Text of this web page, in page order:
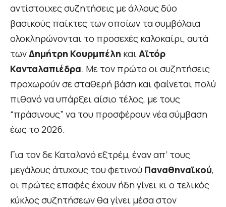
αντίστοιχες συζητήσεις με άλλους δύο
βασικούς παίκτες των οποίων τα συμβόλαια
ολοκληρώνονται το προσεχές καλοκαίρι, αυτά
τωνΔημήτρη Κουρμπέλη καιΑϊτόρ
Κανταλαπιέδρα. Με τον πρώτο οι συζητήσεις
προχωρούν σε σταθερή βάση και φαίνεται πολύ
πιθανό να υπάρξει αίσιο τέλος, με τους
“πράσινους” να του προσφέρουν νέα σύμβαση
έως το 2026.
Για τον δε Καταλανό εξτρέμ, έναν απ’ τους
μεγάλους άτυχους του φετινού Παναθηναϊκού,
οι πρώτες επαφές έχουν ήδη γίνει κι ο τελικός
κύκλος συζητήσεων θα γίνει μέσα στον